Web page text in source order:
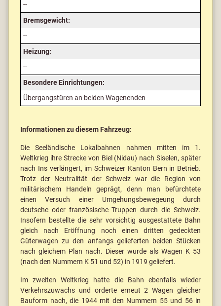
--
Bremsgewicht:
--
Heizung:
--
Besondere Einrichtungen:
Übergangstüren an beiden Wagenenden
Informationen zu diesem Fahrzeug:
Die Seeländische Lokalbahnen nahmen mitten im 1.
Weltkrieg ihre Strecke von Biel (Nidau) nach Siselen, später
nach Ins verlängert, im Schweizer Kanton Bern in Betrieb.
Trotz der Neutralität der Schweiz war die Region von
militärischem Handeln geprägt, denn man befürchtete
einen Versuch einer Umgehungsbewegeung durch
deutsche oder französische Truppen durch die Schweiz.
Insofern bestellte die sehr vorsichtig ausgestattete Bahn
gleich nach Eröffnung noch einen dritten gedeckten
Güterwagen zu den anfangs gelieferten beiden Stücken
nach gleichem Plan nach. Dieser wurde als Wagen K 53
(nach den Nummern K 51 und 52) in 1919 geliefert.
Im zweiten Weltkrieg hatte die Bahn ebenfalls wieder
Verkehrszuwachs und orderte erneut 2 Wagen gleicher
Bauform nach, die 1944 mit den Nummern 55 und 56 in